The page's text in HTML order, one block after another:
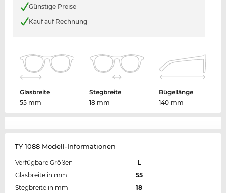
Günstige Preise
Kauf auf Rechnung
Glasbreite
55 mm
Stegbreite
18 mm
Bügellänge
140 mm
TY 1088 Modell-Informationen
Verfügbare Größen
L
Glasbreite in mm
55
Stegbreite in mm
18